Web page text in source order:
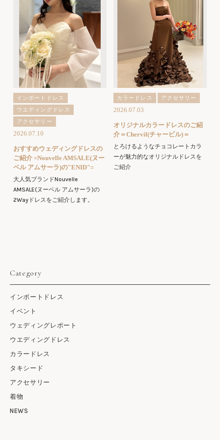
インポートドレス
ウエディングドレス
アクセサリー
2026.07.10
おすすめウェディングドレスの
ご紹介 =Nouvelle AMSALE(ヌー
ベル アムサーラ)の"ENID"=
大人気ブランドNouvelle
AMSALE(ヌーベル アムサーラ)の
2Wayドレスをご紹介します。
カラードレス アクセサリー
2026.07.03
オリジナルカラードレスのご紹
介＝Chervil(チャービル)＝
とろけるようなチョコレートカラ
ーが魅力的なオリジナルドレスを
ご紹介
Category
インポートドレス
イベント
ウェディングレポート
ウエディングドレス
カラードレス
タキシード
アクセサリー
着物
NEWS